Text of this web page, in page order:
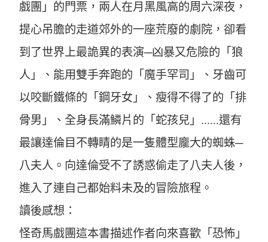
戲團」的門票，兩人在月黑風高的周六深夜，
提心吊膽的走道郊外的一座荒廢的劇院，卻看
到了世界上最詭異的表演─凶暴又危險的「狼
人」、能用雙手奔跑的「魔手罕司」、牙齒可
以咬斷鐵條的「鋼牙女」、瘦得不得了的「排
骨男」、全身長滿鱗片的「蛇孩兒」......還有
最讓達倫目不轉睛的是一隻體型龐大的蜘蛛─
八夫人。向達倫受不了誘惑偷走了八夫人後，
進入了連自己都始料未及的冒險旅程。
讀後感想：
怪奇馬戲團這本書描述作者向來喜歡「恐怖」